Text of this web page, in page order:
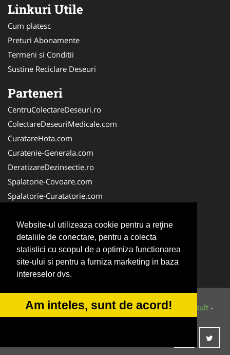
Website-ul utilizeaza cookie pentru a reţine
detaliile de conectare, pentru a colecta
statistici cu scopul de a optimiza functionarea
site-ului si pentru a furniza marketing in baza
intereselor dvs.
Am inteles, sunt de acord!
Linkuri Utile
Cum platesc
Preturi Abonamente
Termeni si Conditii
Sustine Reciclare Deseuri
Parteneri
CentruColectareDeseuri.ro
ColectareDeseuriMedicale.com
CuratareHota.com
Curatenie-Generala.com
DeratizareDezinsectie.ro
Spalatorie-Covoare.com
Spalatorie-Curatatorie.com
FirmaDeratizare.ro
Service-Reparatii.com
Servicii-DDD.com
ServiciiAlpinism.ro
© 2014-2026 Powered byVilonMedia&Tokaido Consult -
ANPC SOL